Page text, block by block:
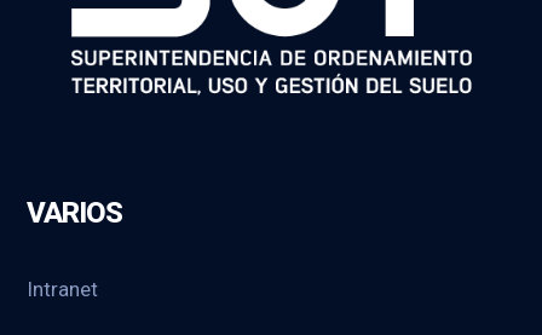
VARIOS
Intranet